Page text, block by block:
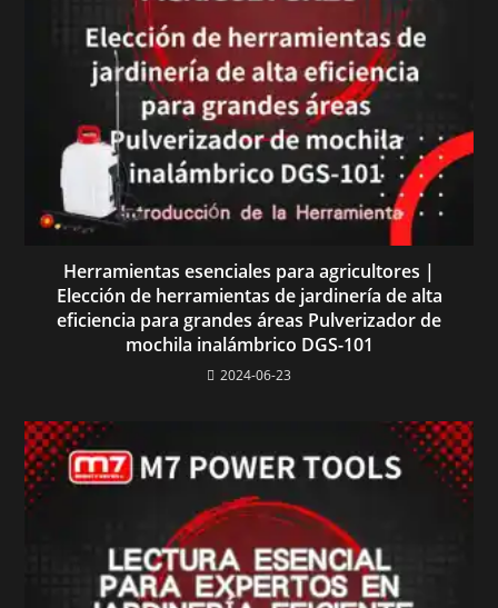
Herramientas esenciales para agricultores |
Elección de herramientas de jardinería de alta
eficiencia para grandes áreas Pulverizador de
mochila inalámbrico DGS-101
2024-06-23